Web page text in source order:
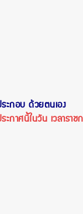
ะกอบ ด้วยตนเอง
กาศนี้ในวัน เวลาราช